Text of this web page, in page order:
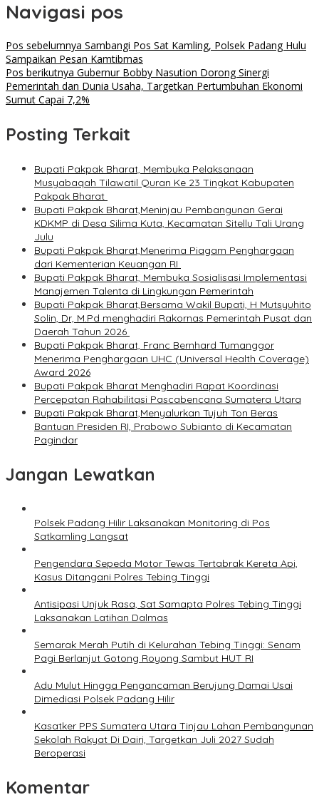
Navigasi pos
Pos sebelumnya Sambangi Pos Sat Kamling, Polsek Padang Hulu
Sampaikan Pesan Kamtibmas
Pos berikutnya Gubernur Bobby Nasution Dorong Sinergi
Pemerintah dan Dunia Usaha, Targetkan Pertumbuhan Ekonomi
Sumut Capai 7,2%
Posting Terkait
Bupati Pakpak Bharat, Membuka Pelaksanaan
Musyabaqah Tilawatil Quran Ke 23 Tingkat Kabupaten
Pakpak Bharat
Bupati Pakpak Bharat,Meninjau Pembangunan Gerai
KDKMP di Desa Silima Kuta, Kecamatan Sitellu Tali Urang
Julu
Bupati Pakpak Bharat,Menerima Piagam Penghargaan
dari Kementerian Keuangan RI
Bupati Pakpak Bharat, Membuka Sosialisasi Implementasi
Manajemen Talenta di Lingkungan Pemerintah
Bupati Pakpak Bharat,Bersama Wakil Bupati, H Mutsyuhito
Solin, Dr, M.Pd menghadiri Rakornas Pemerintah Pusat dan
Daerah Tahun 2026
Bupati Pakpak Bharat, Franc Bernhard Tumanggor
Menerima Penghargaan UHC (Universal Health Coverage)
Award 2026
Bupati Pakpak Bharat Menghadiri Rapat Koordinasi
Percepatan Rahabilitasi Pascabencana Sumatera Utara
Bupati Pakpak Bharat,Menyalurkan Tujuh Ton Beras
Bantuan Presiden RI, Prabowo Subianto di Kecamatan
Pagindar
Jangan Lewatkan
Polsek Padang Hilir Laksanakan Monitoring di Pos
Satkamling Langsat
Pengendara Sepeda Motor Tewas Tertabrak Kereta Api,
Kasus Ditangani Polres Tebing Tinggi
Antisipasi Unjuk Rasa, Sat Samapta Polres Tebing Tinggi
Laksanakan Latihan Dalmas
Semarak Merah Putih di Kelurahan Tebing Tinggi: Senam
Pagi Berlanjut Gotong Royong Sambut HUT RI
Adu Mulut Hingga Pengancaman Berujung Damai Usai
Dimediasi Polsek Padang Hilir
Kasatker PPS Sumatera Utara Tinjau Lahan Pembangunan
Sekolah Rakyat Di Dairi, Targetkan Juli 2027 Sudah
Beroperasi
Komentar